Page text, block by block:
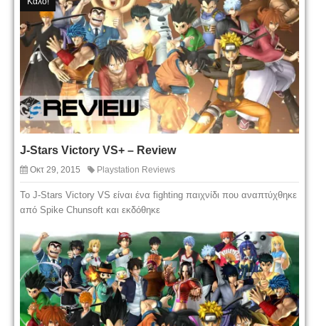
J-Stars Victory VS+ – Review
Οκτ 29, 2015 Playstation Reviews
Το J-Stars Victory VS είναι ένα fighting παιχνίδι που αναπτύχθηκε
από Spike Chunsoft και εκδόθηκε